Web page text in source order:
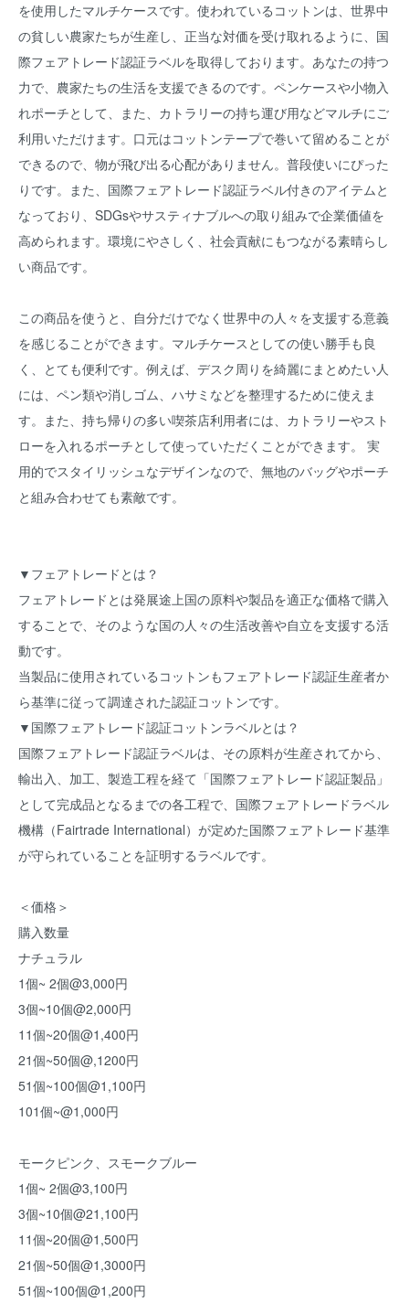
を使用したマルチケースです。使われているコットンは、世界中
の貧しい農家たちが生産し、正当な対価を受け取れるように、国
際フェアトレード認証ラベルを取得しております。あなたの持つ
力で、農家たちの生活を支援できるのです。ペンケースや小物入
れポーチとして、また、カトラリーの持ち運び用などマルチにご
利用いただけます。口元はコットンテープで巻いて留めることが
できるので、物が飛び出る心配がありません。普段使いにぴった
りです。また、国際フェアトレード認証ラベル付きのアイテムと
なっており、SDGsやサスティナブルへの取り組みで企業価値を
高められます。環境にやさしく、社会貢献にもつながる素晴らし
い商品です。
この商品を使うと、自分だけでなく世界中の人々を支援する意義
を感じることができます。マルチケースとしての使い勝手も良
く、とても便利です。例えば、デスク周りを綺麗にまとめたい人
には、ペン類や消しゴム、ハサミなどを整理するために使えま
す。また、持ち帰りの多い喫茶店利用者には、カトラリーやスト
ローを入れるポーチとして使っていただくことができます。 実
用的でスタイリッシュなデザインなので、無地のバッグやポーチ
と組み合わせても素敵です。
▼フェアトレードとは？
フェアトレードとは発展途上国の原料や製品を適正な価格で購入
することで、そのような国の人々の生活改善や自立を支援する活
動です。
当製品に使用されているコットンもフェアトレード認証生産者か
ら基準に従って調達された認証コットンです。
▼国際フェアトレード認証コットンラベルとは？
国際フェアトレード認証ラベルは、その原料が生産されてから、
輸出入、加工、製造工程を経て「国際フェアトレード認証製品」
として完成品となるまでの各工程で、国際フェアトレードラベル
機構（Fairtrade International）が定めた国際フェアトレード基準
が守られていることを証明するラベルです。
＜価格＞
購入数量
ナチュラル
1個~ 2個@3,000円
3個~10個@2,000円
11個~20個@1,400円
21個~50個@,1200円
51個~100個@1,100円
101個~@1,000円
モークピンク、スモークブルー
1個~ 2個@3,100円
3個~10個@21,100円
11個~20個@1,500円
21個~50個@1,3000円
51個~100個@1,200円